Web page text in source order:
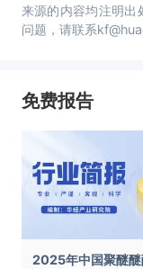
来源的内容均注明出
问题，请联系
免费报告
2025年中国聚醚醚